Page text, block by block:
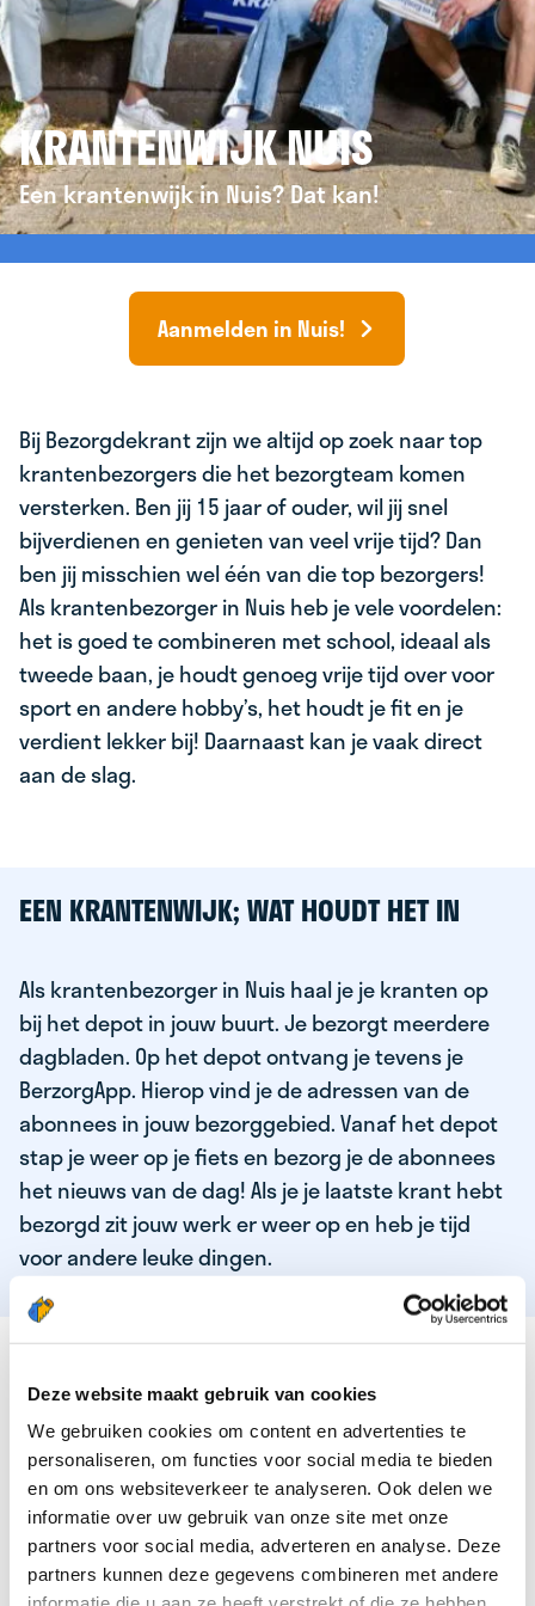
Deze website maakt gebruik van cookies
We gebruiken cookies om content en advertenties te
personaliseren, om functies voor social media te bieden
en om ons websiteverkeer te analyseren. Ook delen we
informatie over uw gebruik van onze site met onze
partners voor social media, adverteren en analyse. Deze
partners kunnen deze gegevens combineren met andere
KRANTENWIJK NUIS
Een krantenwijk in Nuis? Dat kan!
Aanmelden in Nuis!
Bij Bezorgdekrant zijn we altijd op zoek naar top
krantenbezorgers die het bezorgteam komen
versterken. Ben jij 15 jaar of ouder, wil jij snel
bijverdienen en genieten van veel vrije tijd? Dan
ben jij misschien wel één van die top bezorgers!
Als krantenbezorger in Nuis heb je vele voordelen:
het is goed te combineren met school, ideaal als
tweede baan, je houdt genoeg vrije tijd over voor
sport en andere hobby’s, het houdt je fit en je
verdient lekker bij! Daarnaast kan je vaak direct
aan de slag.
EEN KRANTENWIJK; WAT HOUDT HET IN
Als krantenbezorger in Nuis haal je je kranten op
bij het depot in jouw buurt. Je bezorgt meerdere
dagbladen. Op het depot ontvang je tevens je
BerzorgApp. Hierop vind je de adressen van de
abonnees in jouw bezorggebied. Vanaf het depot
stap je weer op je fiets en bezorg je de abonnees
het nieuws van de dag! Als je je laatste krant hebt
bezorgd zit jouw werk er weer op en heb je tijd
voor andere leuke dingen.
DEZE KWALITEITEN HEEFT ONZE TOP
KRANTENBEZORGER
Je bent verantwoordelijk en zelfstandig
Je houdt van lekker bewegen in de frisse lucht
Je houdt vooral van fijn werk dat lekker bijverdient!
Je wordt blij van het bezorgen van het laatste nieuws